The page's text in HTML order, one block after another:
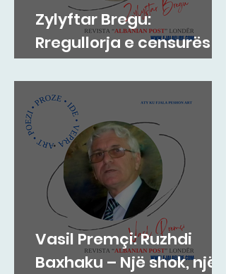
Zylyftar Bregu:
Rregullorja e censurës
në Gjykatën e Posaçme
Vasil Premçi: Ruzhdi
Baxhaku – Një shok, një